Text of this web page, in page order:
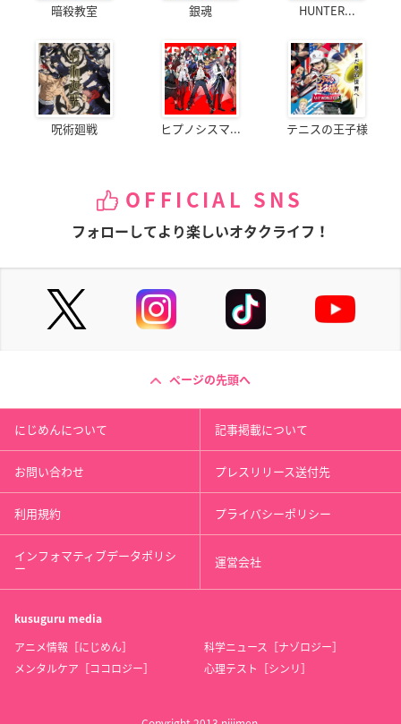
暗殺教室 銀魂 HUNTER...
呪術廻戦 ヒプノシスマ... テニスの王子様
OFFICIAL SNS
フォローしてより楽しいオタクライフ！
ページの先頭へ
にじめんについて 記事掲載について
お問い合わせ プレスリリース送付先
利用規約 プライバシーポリシー
インフォマティブデータポリシ
ー 運営会社
kusuguru media
アニメ情報［にじめん］
科学ニュース［ナゾロジー］
メンタルケア［ココロジー］
心理テスト［シンリ］